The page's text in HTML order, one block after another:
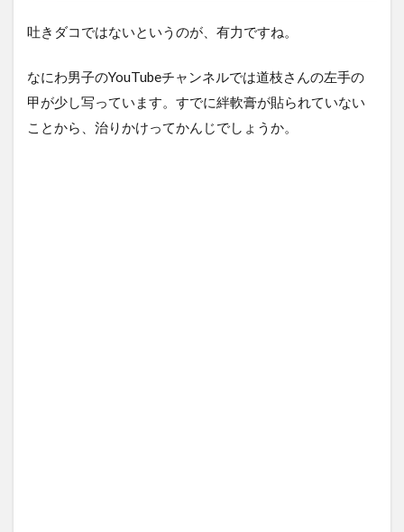
吐きダコではないというのが、有力ですね。
なにわ男子のYouTubeチャンネルでは道枝さんの左手の
甲が少し写っています。すでに絆軟膏が貼られていない
ことから、治りかけってかんじでしょうか。